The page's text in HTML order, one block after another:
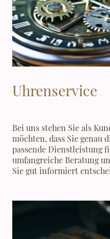
Uhrenservice
Bei uns stehen Sie als
möchten, dass Sie genau
passende Dienstleistung
umfangreiche Beratung
Sie gut informiert